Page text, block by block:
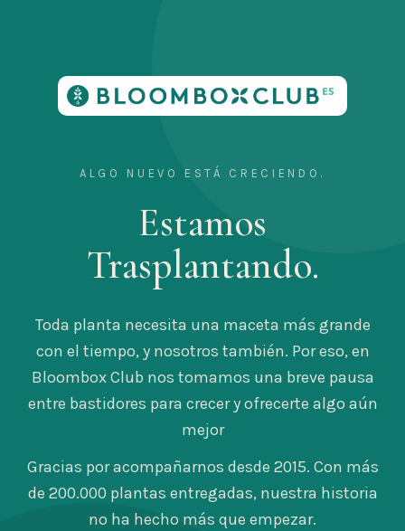
ALGO NUEVO ESTÁ CRECIENDO.
Estamos
Trasplantando.
Toda planta necesita una maceta más grande
con el tiempo, y nosotros también. Por eso, en
Bloombox Club nos tomamos una breve pausa
entre bastidores para crecer y ofrecerte algo aún
mejor
Gracias por acompañarnos desde 2015. Con más
de 200.000 plantas entregadas, nuestra historia
no ha hecho más que empezar.